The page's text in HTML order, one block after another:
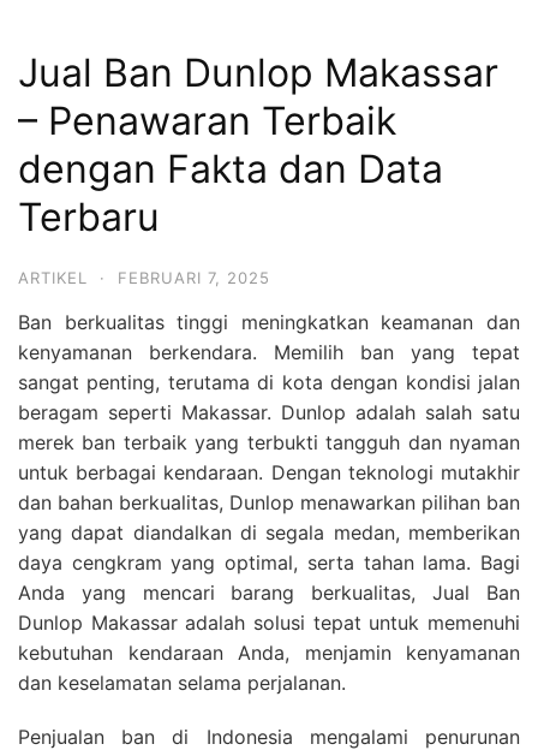
Jual Ban Dunlop Makassar
– Penawaran Terbaik
dengan Fakta dan Data
Terbaru
ARTIKEL · FEBRUARI 7, 2025
Ban berkualitas tinggi meningkatkan keamanan dan
kenyamanan berkendara. Memilih ban yang tepat
sangat penting, terutama di kota dengan kondisi jalan
beragam seperti Makassar. Dunlop adalah salah satu
merek ban terbaik yang terbukti tangguh dan nyaman
untuk berbagai kendaraan. Dengan teknologi mutakhir
dan bahan berkualitas, Dunlop menawarkan pilihan ban
yang dapat diandalkan di segala medan, memberikan
daya cengkram yang optimal, serta tahan lama. Bagi
Anda yang mencari barang berkualitas, Jual Ban
Dunlop Makassar adalah solusi tepat untuk memenuhi
kebutuhan kendaraan Anda, menjamin kenyamanan
dan keselamatan selama perjalanan.
Penjualan ban di Indonesia mengalami penurunan